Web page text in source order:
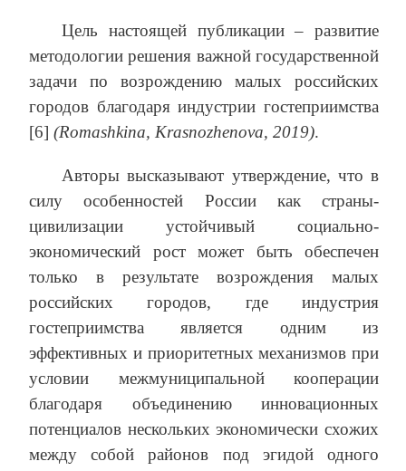
Цель настоящей публикации – развитие
методологии решения важной государственной
задачи по возрождению малых российских
городов благодаря индустрии гостеприимства
[6] (Romashkina, Krasnozhenova, 2019).
Авторы высказывают утверждение, что в
силу особенностей России как страны-
цивилизации устойчивый социально-
экономический рост может быть обеспечен
только в результате возрождения малых
российских городов, где индустрия
гостеприимства является одним из
эффективных и приоритетных механизмов при
условии межмуниципальной кооперации
благодаря объединению инновационных
потенциалов нескольких экономически схожих
между собой районов под эгидой одного